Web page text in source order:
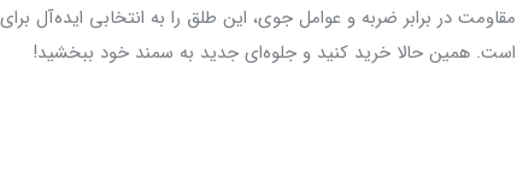
مقاومت در برابر ضربه و عوامل جوی، این طلق را به انتخابی ایده‌آل
است. همین حالا خرید کنید و جلوه‌ای جدید به سمند خود ببخشید!